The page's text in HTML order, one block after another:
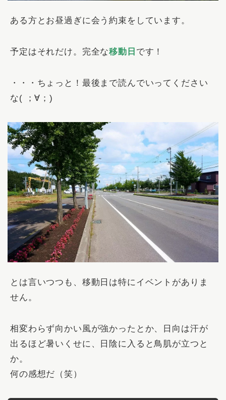
ある方とお昼過ぎに会う約束をしています。
予定はそれだけ。完全な移動日 です！
・・・ちょっと！最後まで読んでいってください
な( ；∀；)
とは言いつつも、移動日は特にイベントがありま
せん。
相変わらず向かい風が強かったとか、日向は汗が
出るほど暑いくせに、日陰に入ると鳥肌が立つと
か。
何の感想だ（笑）